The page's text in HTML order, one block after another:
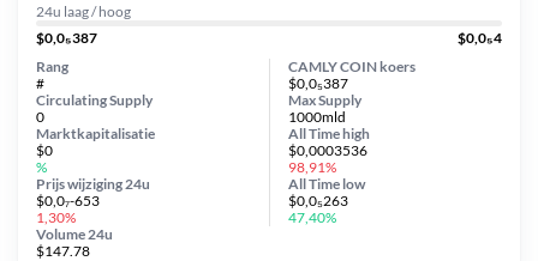
24u laag / hoog
$0,0₅387
$0,0₅4
CAMLY COIN koers
$0,0₅387
Circulating Supply
0
Prijs wijziging 24u
$0,0₇-653
1,30%
Max Supply
1000mld
Marktkapitalisatie
$0
%
Volume 24u
$147.78
Rang
#
All Timehigh
$0,0003536
98,91%
All Time low
$0,0₅263
47,40%